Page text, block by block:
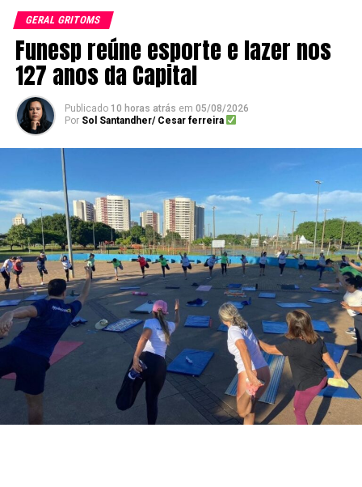
GERAL GRITOMS
Funesp reúne esporte e lazer nos
127 anos da Capital
Publicado 10 horas atrás em 05/08/2026
Por Sol Santandher/ Cesar ferreira